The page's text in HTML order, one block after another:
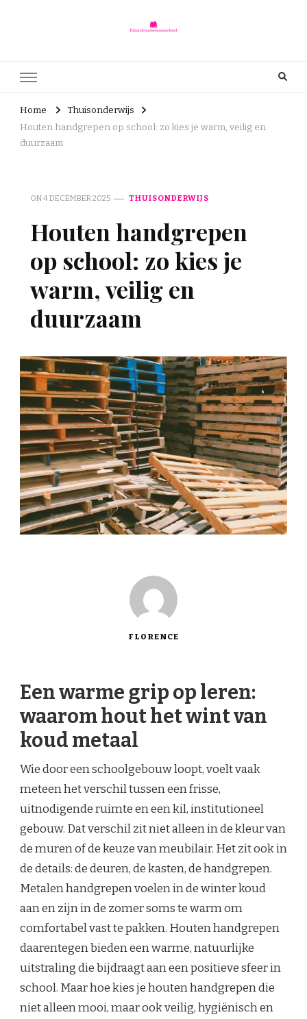
Home
Thuisonderwijs
Houten handgrepen op school: zo kies je warm, veilig en
duurzaam
ON4 DECEMBER 2025 THUISONDERWIJS
Houten handgrepen
op school: zo kies je
warm, veilig en
duurzaam
FLORENCE
Een warme grip op leren:
waarom hout het wint van
koud metaal
Wie door een schoolgebouw loopt, voelt vaak
meteen het verschil tussen een frisse,
uitnodigende ruimte en een kil, institutioneel
gebouw. Dat verschil zit niet alleen in de kleur van
de muren of de keuze van meubilair. Het zit ook in
de details: de deuren, de kasten, de handgrepen.
Metalen handgrepen voelen in de winter koud
aan en zijn in de zomer soms te warm om
comfortabel vast te pakken. Houten handgrepen
daarentegen bieden een warme, natuurlijke
uitstraling die bijdraagt aan een positieve sfeer in
school. Maar hoe kies je houten handgrepen die
niet alleen mooi, maar ook veilig, hygiënisch en